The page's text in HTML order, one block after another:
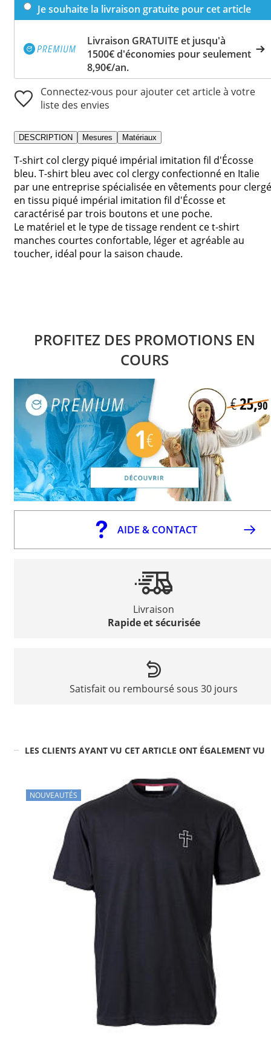
Je souhaite la livraison gratuite pour cet article
Livraison GRATUITE et jusqu'à
1500€ d'économies pour seulement
8,90€/an.
Connectez-vous pour ajouter cet article à votre
liste des envies
DESCRIPTION Mesures Matériaux
T-shirt col clergy piqué impérial imitation fil d'Écosse
bleu. T-shirt bleu avec col clergy confectionné en Italie
par une entreprise spécialisée en vêtements pour clergé
en tissu piqué impérial imitation fil d'Écosse et
caractérisé par trois boutons et une poche.
Le matériel et le type de tissage rendent ce t-shirt
manches courtes confortable, léger et agréable au
toucher, idéal pour la saison chaude.
PROFITEZ DES PROMOTIONS EN
COURS
AIDE & CONTACT
Livraison
Rapide et sécurisée
Satisfait ou remboursé sous 30 jours
LES CLIENTS AYANT VU CET ARTICLE ONT ÉGALEMENT VU
NOUVEAUTÉS